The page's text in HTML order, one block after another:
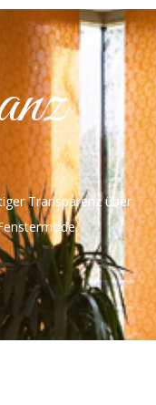
Transparenz über